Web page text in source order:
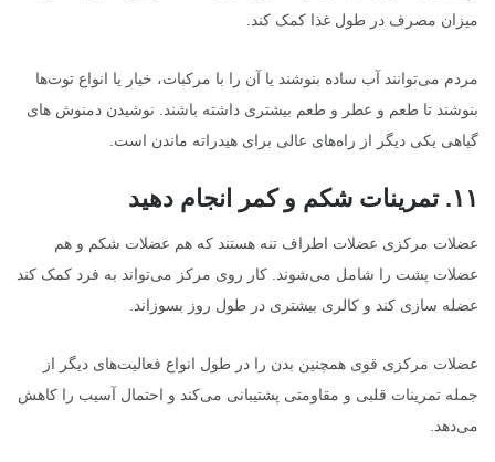
میزان مصرف در طول غذا کمک کند.
مردم می‌توانند آب ساده بنوشند یا آن را با مرکبات، خیار یا انواع توت‌ها
بنوشند تا طعم و عطر و طعم بیشتری داشته باشند. نوشیدن دمنوش های
گیاهی یکی دیگر از راه‌های عالی برای هیدراته ماندن است.
۱۱.تمرینات شکم و کمر انجام دهید
عضلات مرکزی عضلات اطراف تنه هستند که هم عضلات شکم و هم
عضلات پشت را شامل می‌شوند. کار روی مرکز می‌تواند به فرد کمک کند
عضله سازی کند و کالری بیشتری در طول روز بسوزاند.
عضلات مرکزی قوی همچنین بدن را در طول انواع فعالیت‌های دیگر از
جمله تمرینات قلبی و مقاومتی پشتیبانی می‌کند و احتمال آسیب را کاهش
می‌دهد.